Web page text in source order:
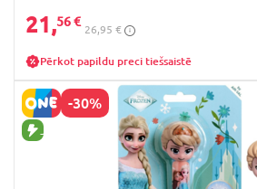
21,56 €
26,95 €
Pērkot papildu preci tiešsaistē
-30%
JAUNA PRECE